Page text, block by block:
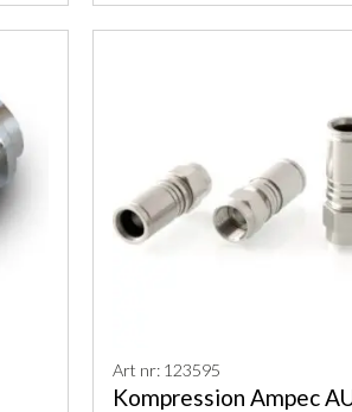
Art nr: 123595
Kompression Ampec